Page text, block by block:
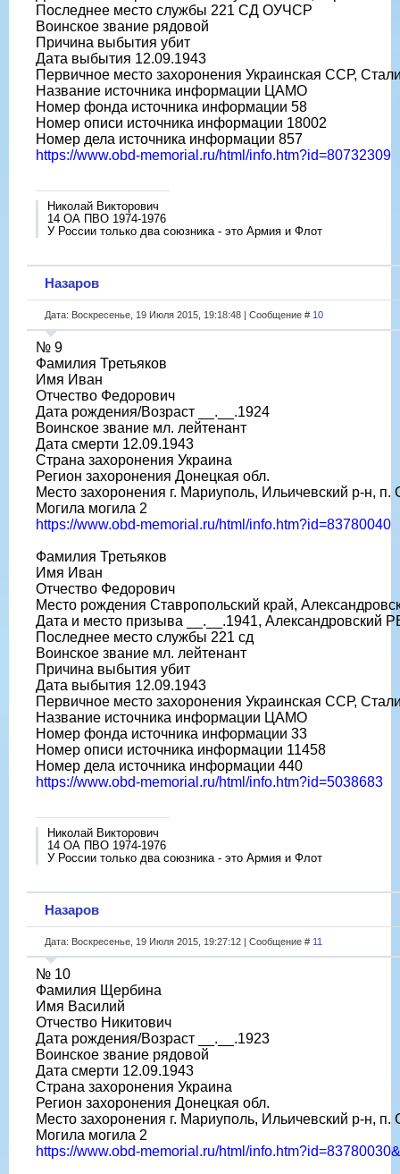
Последнее место службы 221 СД ОУЧСР
Воинское звание рядовой
Причина выбытия убит
Дата выбытия 12.09.1943
Первичное место захоронения Украинская ССР,
Название источника информации ЦАМО
Номер фонда источника информации 58
Номер описи источника информации 18002
Номер дела источника информации 857
https://www.obd-memorial.ru/html/info.htm?id=80732309
Николай Викторович
14 ОА ПВО 1974-1976
У России только два союзника - это Армия и Флот
Назаров
Дата: Воскресенье, 19 Июля 2015, 19:18:48 | Сообщение # 10
№ 9
Фамилия Третьяков
Имя Иван
Отчество Федорович
Дата рождения/Возраст __.__.1924
Воинское звание мл. лейтенант
Дата смерти 12.09.1943
Страна захоронения Украина
Регион захоронения Донецкая обл.
Место захоронения г. Мариуполь, Ильичевский р-н,
Могила могила 2
https://www.obd-memorial.ru/html/info.htm?id=83780040
Фамилия Третьяков
Имя Иван
Отчество Федорович
Место рождения Ставропольский край,
Дата и место призыва __.__.1941, Александровский
Последнее место службы 221 сд
Воинское звание мл. лейтенант
Причина выбытия убит
Дата выбытия 12.09.1943
Первичное место захоронения Украинская ССР,
Название источника информации ЦАМО
Номер фонда источника информации 33
Номер описи источника информации 11458
Номер дела источника информации 440
https://www.obd-memorial.ru/html/info.htm?id=5038683
Николай Викторович
14 ОА ПВО 1974-1976
У России только два союзника - это Армия и Флот
Назаров
Дата: Воскресенье, 19 Июля 2015, 19:27:12 | Сообщение # 11
№ 10
Фамилия Щербина
Имя Василий
Отчество Никитович
Дата рождения/Возраст __.__.1923
Воинское звание рядовой
Дата смерти 12.09.1943
Страна захоронения Украина
Регион захоронения Донецкая обл.
Место захоронения г. Мариуполь, Ильичевский р-н,
Могила могила 2
https://www.obd-memorial.ru/html/